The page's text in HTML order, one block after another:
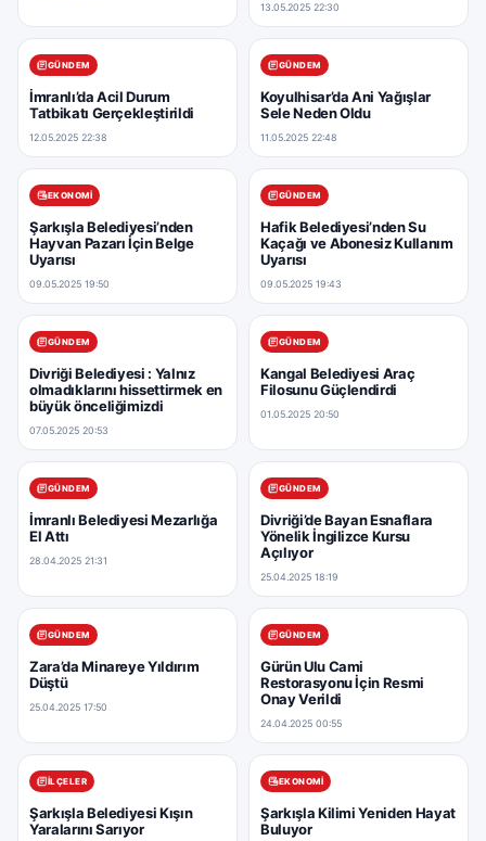
13.05.2025 22:30
GÜNDEM
İmranlı’da Acil Durum
Tatbikatı Gerçekleştirildi
12.05.2025 22:38
GÜNDEM
Koyulhisar’da Ani Yağışlar
Sele Neden Oldu
11.05.2025 22:48
EKONOMI
Şarkışla Belediyesi’nden
Hayvan Pazarı İçin Belge
Uyarısı
09.05.2025 19:50
GÜNDEM
Hafik Belediyesi’nden Su
Kaçağı ve Abonesiz Kullanım
Uyarısı
09.05.2025 19:43
GÜNDEM
Divriği Belediyesi : Yalnız
olmadıklarını hissettirmek en
büyük önceliğimizdi
07.05.2025 20:53
GÜNDEM
Kangal Belediyesi Araç
Filosunu Güçlendirdi
01.05.2025 20:50
GÜNDEM
İmranlı Belediyesi Mezarlığa
El Attı
28.04.2025 21:31
GÜNDEM
Divriği’de Bayan Esnaflara
Yönelik İngilizce Kursu
Açılıyor
25.04.2025 18:19
GÜNDEM
Zara’da Minareye Yıldırım
Düştü
25.04.2025 17:50
GÜNDEM
Gürün Ulu Cami
Restorasyonu İçin Resmi
Onay Verildi
24.04.2025 00:55
İLÇELER
Şarkışla Belediyesi Kışın
Yaralarını Sarıyor
EKONOMI
Şarkışla Kilimi Yeniden Hayat
Buluyor